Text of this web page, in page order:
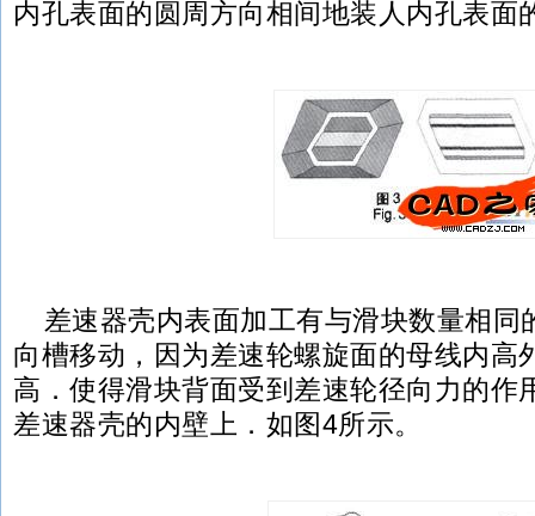
内孔表面的圆周方向相间地装人内孔表面
差速器壳内表面加工有与滑块数量相同
向槽移动，因为差速轮螺旋面的母线内高
高．使得滑块背面受到差速轮径向力的作
差速器壳的内壁上．如图4所示。